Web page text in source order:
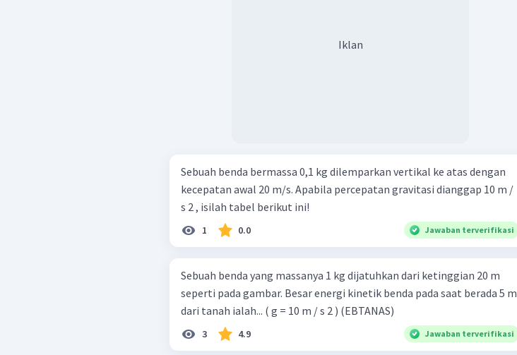
Iklan
Sebuah benda bermassa 0,1 kg dilemparkan vertikal ke atas dengan
kecepatan awal 20 m/s. Apabila percepatan gravitasi dianggap 10 m /
s 2 , isilah tabel berikut ini!
1 0.0 Jawaban terverifikasi
Sebuah benda yang massanya 1 kg dijatuhkan dari ketinggian 20 m
seperti pada gambar. Besar energi kinetik benda pada saat berada 5 m
dari tanah ialah... ( g = 10 m / s 2 ) (EBTANAS)
3 4.9 Jawaban terverifikasi